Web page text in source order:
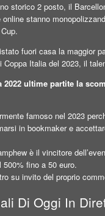
storico 2 posto, il
stanno
fuori casa la maggior
Italia del 2023, il
ultime partite la
famoso nel 2023
in bookmaker e
è il vincitore
fino a 50 euro.
su invito del proprio
Di Oggi In